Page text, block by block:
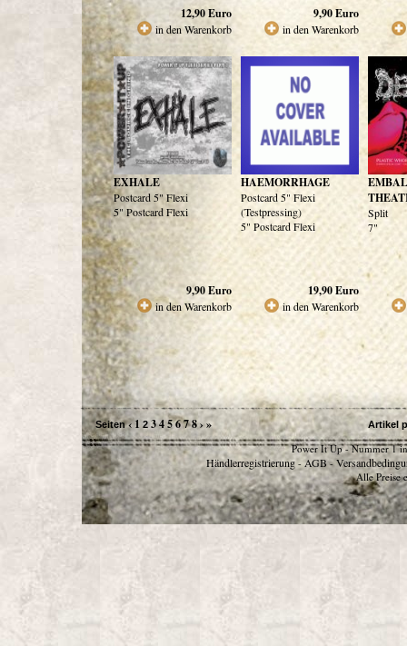
12,90Euro
in den Warenkorb
9,90Euro
in den Warenkorb
EXHALE
Postcard 5" Flexi
5" Postcard Flexi
9,90Euro
in den Warenkorb
HAEMORRHAGE
Postcard 5" Flexi
(Testpressing)
5" Postcard Flexi
19,90Euro
in den Warenkorb
Split
7"
Seiten ‹1 2 345678›» Artikel
Power It Up - Nummer 1
Händlerregistrierung - AGB -
Alle Preise